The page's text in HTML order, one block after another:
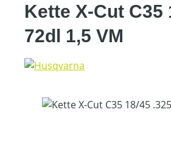
Kette X-Cut C35
72dl 1,5 VM
Bildergalerie überspringen